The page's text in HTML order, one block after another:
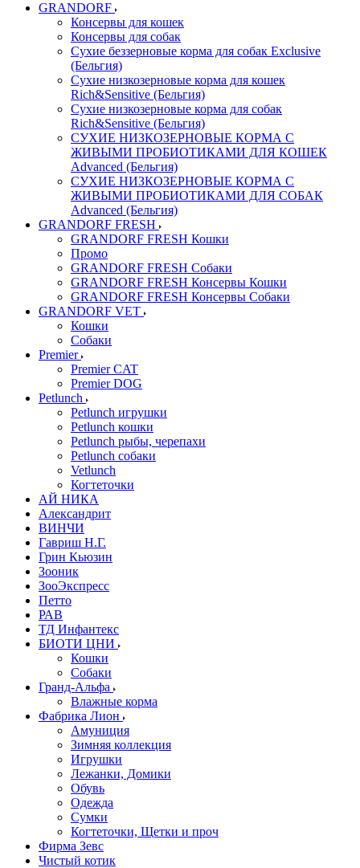
GRANDORF
Консервы для кошек
Консервы для собак
Сухие беззерновые корма для собак Exclusive
(Бельгия)
Сухие низкозерновые корма для кошек
Rich&Sensitive (Бельгия)
Сухие низкозерновые корма для собак
Rich&Sensitive (Бельгия)
СУХИЕ НИЗКОЗЕРНОВЫЕ КОРМА С
ЖИВЫМИ ПРОБИОТИКАМИ ДЛЯ КОШЕК
Advanced (Бельгия)
СУХИЕ НИЗКОЗЕРНОВЫЕ КОРМА С
ЖИВЫМИ ПРОБИОТИКАМИ ДЛЯ СОБАК
Advanced (Бельгия)
GRANDORF FRESH
GRANDORF FRESH Кошки
Промо
GRANDORF FRESH Собаки
GRANDORF FRESH Консервы Кошки
GRANDORF FRESH Консервы Собаки
GRANDORF VET
Кошки
Собаки
Premier
Premier CAT
Premier DOG
Petlunch
Petlunch игрушки
Petlunch кошки
Petlunch рыбы, черепахи
Petlunch собаки
Vetlunch
Когтеточки
АЙ НИКА
Александрит
ВИНЧИ
Гавриш Н.Г.
Грин Кьюзин
Зооник
ЗооЭкспресс
Петто
РАВ
ТД Инфантекс
БИОТИ ЦНИ
Кошки
Собаки
Гранд-Альфа
Влажные корма
Фабрика Лион
Амуниция
Зимняя коллекция
Игрушки
Лежанки, Домики
Обувь
Одежда
Сумки
Когтеточки, Щетки и проч
Фирма Зевс
Чистый котик